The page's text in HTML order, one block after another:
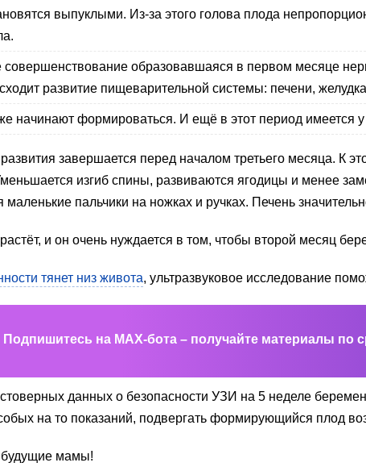
выпуклыми. Из-за этого голова плода
совершенствование образовавшаяся в первом месяце
развитие пищеварительной системы: печени,
начинают формироваться. И ещё в этот период имеется у
завершается перед началом третьего месяца. К
изгиб спины, развиваются ягодицы и менее
пальчики на ножках и ручках. Печень
и он очень нуждается в том, чтобы второй месяц
тянет низ живота, ультразвуковое исследование
Подпишитесь на MAX-бота – получайте материалы по
данных о безопасности УЗИ на 5 неделе
на то показаний, подвергать формирующийся плод
будущие мамы!